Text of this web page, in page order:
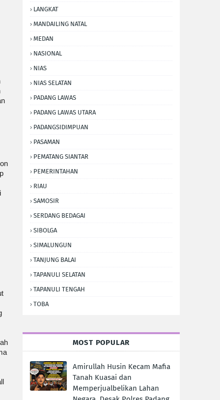
LANGKAT
MANDAILING NATAL
MEDAN
NASIONAL
NIAS
NIAS SELATAN
PADANG LAWAS
PADANG LAWAS UTARA
PADANGSIDIMPUAN
PASAMAN
PEMATANG SIANTAR
PEMERINTAHAN
RIAU
SAMOSIR
SERDANG BEDAGAI
SIBOLGA
SIMALUNGUN
TANJUNG BALAI
TAPANULI SELATAN
TAPANULI TENGAH
TOBA
MOST POPULAR
Amirullah Husin Kecam Mafia
Tanah Kuasai dan
Memperjualbelikan Lahan